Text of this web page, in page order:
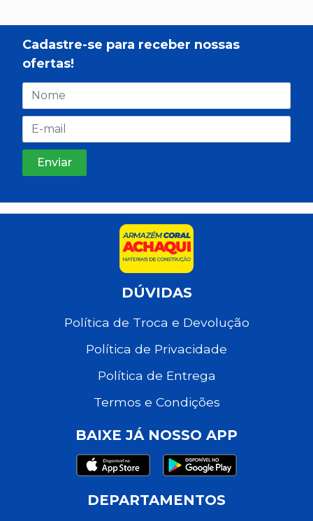
Cadastre-se para receber nossas
ofertas!
DÚVIDAS
Política de Troca e Devolução
Política de Privacidade
Política de Entrega
Termos e Condições
BAIXE JÁ NOSSO APP
DEPARTAMENTOS